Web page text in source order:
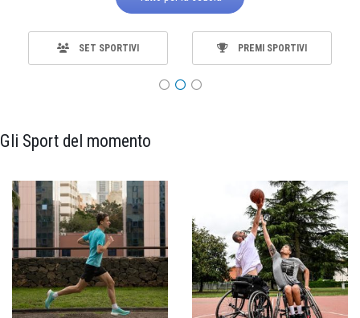
SET SPORTIVI PREMI SPORTIVI
Gli Sport del momento